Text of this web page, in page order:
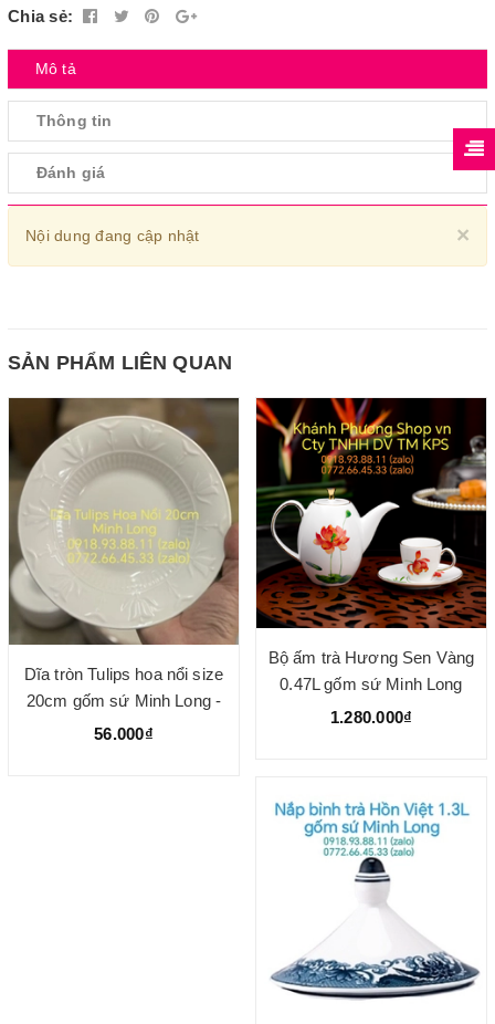
Chia sẻ:
Mô tả
Thông tin
Đánh giá
×
Nội dung đang cập nhật
SẢN PHẨM LIÊN QUAN
Dĩa tròn Tulips hoa nổi size
20cm gốm sứ Minh Long -
dĩa lòng sâu
56.000₫
Bộ ấm trà Hương Sen Vàng
0.47L gốm sứ Minh Long
1.280.000₫